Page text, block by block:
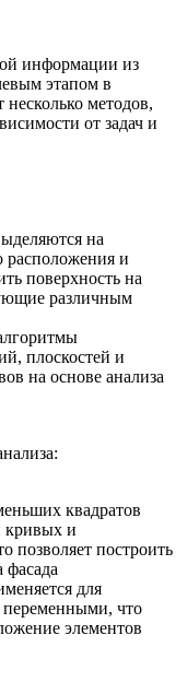
информации из
этапом в
методов,
от задач и
на
расположения и
поверхность на
различным
плоскостей и
на основе анализа
квадратов
кривых и
позволяет построить
фасада
для
переменными, что
элементов